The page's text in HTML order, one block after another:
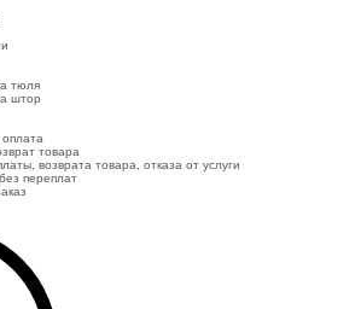
тюля
штор
товара
возврата товара, отказа от услуги
переплат